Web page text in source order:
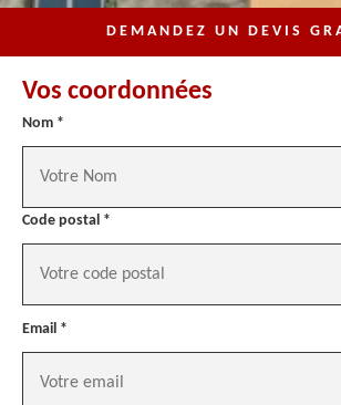
DEMANDEZ UN DEVIS
Vos coordonnées
Nom *
Code postal *
Email *